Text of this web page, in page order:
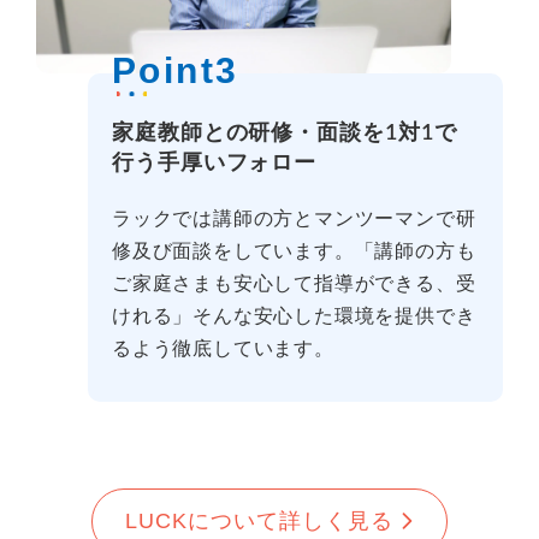
Point3
家庭教師との研修・面談を1対1で
行う手厚いフォロー
ラックでは講師の方とマンツーマンで研
修及び面談をしています。「講師の方も
ご家庭さまも安心して指導ができる、受
けれる」そんな安心した環境を提供でき
るよう徹底しています。
LUCKについて詳しく見る